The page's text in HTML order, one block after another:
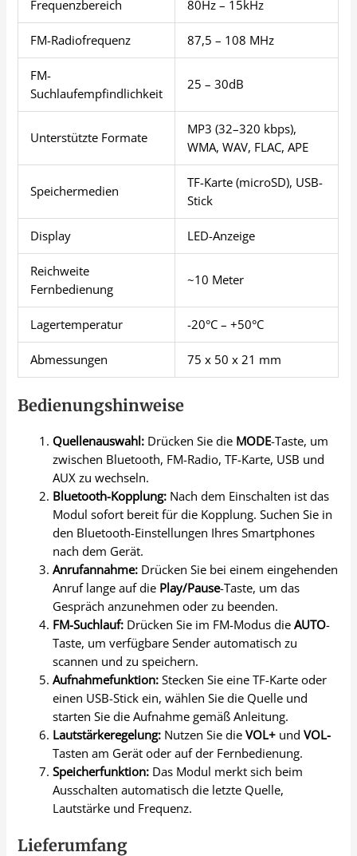
Frequenzbereich 80Hz – 15kHz
FM-Radiofrequenz 87,5 – 108 MHz
FM-
Suchlaufempfindlichkeit
25 – 30dB
Unterstützte Formate
MP3 (32–320 kbps),
WMA, WAV, FLAC, APE
Speichermedien
TF-Karte (microSD), USB-
Stick
Display LED-Anzeige
Reichweite
Fernbedienung
~10 Meter
Lagertemperatur -20°C – +50°C
Abmessungen 75 x 50 x 21 mm
Bedienungshinweise
Quellenauswahl: Drücken Sie die MODE-Taste, um
zwischen Bluetooth, FM-Radio, TF-Karte, USB und
AUX zu wechseln.
Bluetooth-Kopplung: Nach dem Einschalten ist das
Modul sofort bereit für die Kopplung. Suchen Sie in
den Bluetooth-Einstellungen Ihres Smartphones
nach dem Gerät.
Anrufannahme: Drücken Sie bei einem eingehenden
Anruf lange auf die Play/Pause-Taste, um das
Gespräch anzunehmen oder zu beenden.
FM-Suchlauf: Drücken Sie im FM-Modus dieAUTO-
Taste, um verfügbare Sender automatisch zu
scannen und zu speichern.
Aufnahmefunktion: Stecken Sie eine TF-Karte oder
einen USB-Stick ein, wählen Sie die Quelle und
starten Sie die Aufnahme gemäß Anleitung.
Lautstärkeregelung: Nutzen Sie dieVOL+ undVOL-
Tasten am Gerät oder auf der Fernbedienung.
Speicherfunktion: Das Modul merkt sich beim
Ausschalten automatisch die letzte Quelle,
Lautstärke und Frequenz.
Lieferumfang